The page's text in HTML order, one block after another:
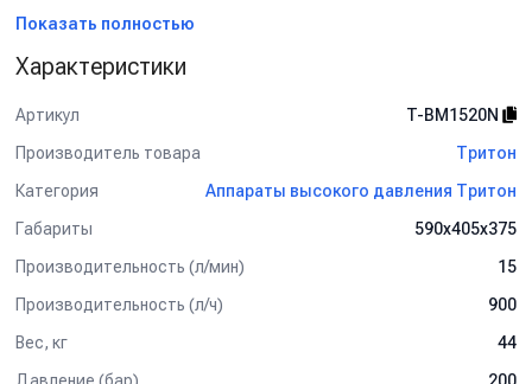
Дополнительная комплектация:
Задержка выключения двигателя с таймером (от 5 сек
Кнопкой на 12В для установки на стену.
Рама настенная
Барабан для шланга от 10 м до 50 м
Турбофреза
Показать полностью
Характеристики
Артикул
T-BM1520N
Производитель товара
Тритон
Категория
Аппараты высокого давления Тритон
Габариты
590х405х375
Производительность (л/мин)
15
Производительность (л/ч)
900
Вес, кг
44
Давление (бар)